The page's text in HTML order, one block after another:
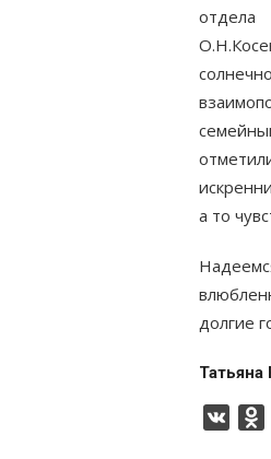
отдела
а то
долгие
Татьяна
VK